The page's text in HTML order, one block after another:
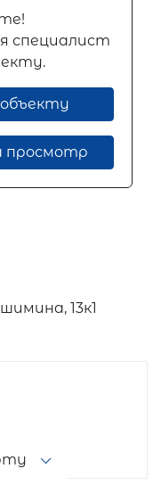
я специалист
просмотр
13к1